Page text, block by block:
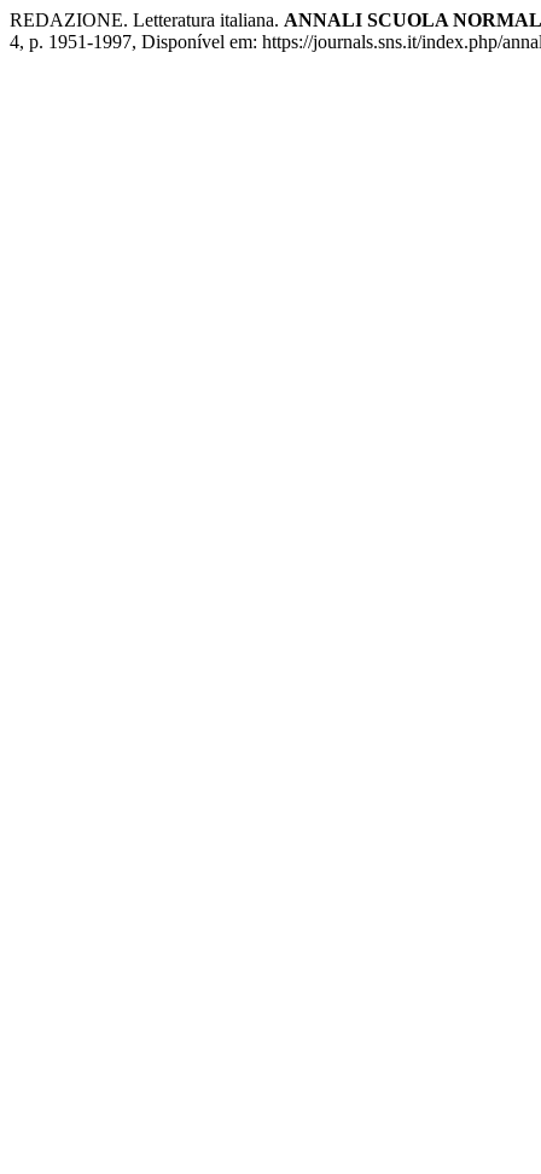
REDAZIONE. Letteratura italiana. ANNALI SCUOLA
4, p. 1951-1997, Disponível em: https://journals.sns.it/index.php/